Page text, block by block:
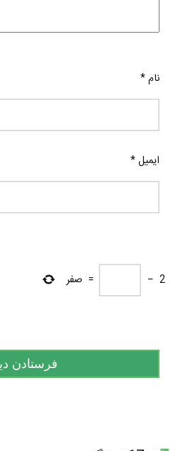
نام*
ایمیل*
2
−
= صفر